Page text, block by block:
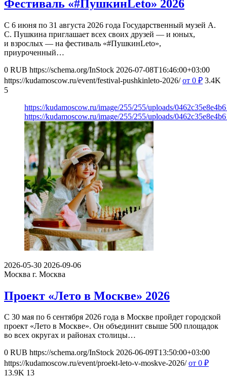
Фестиваль «#ПушкинLeto» 2026
С 6 июня по 31 августа 2026 года Государственный музей А.
С. Пушкина приглашает всех своих друзей — и юных,
и взрослых — на фестиваль «#ПушкинLeto»,
приуроченный…
0 RUB https://schema.org/InStock 2026-07-08T16:46:00+03:00
https://kudamoscow.ru/event/festival-pushkinleto-2026/ от 0 ₽ 3.4K
5
https://kudamoscow.ru/image/255/255/uploads/
https://kudamoscow.ru/image/255/255/uploads/
2026-05-30 2026-09-06
Москва г. Москва
Проект «Лето в Москве» 2026
С 30 мая по 6 сентября 2026 года в Москве пройдет городской
проект «Лето в Москве». Он объединит свыше 500 площадок
во всех округах и районах столицы…
0 RUB https://schema.org/InStock 2026-06-09T13:50:00+03:00
https://kudamoscow.ru/event/proekt-leto-v-moskve-2026/ от 0 ₽
13.9K 13